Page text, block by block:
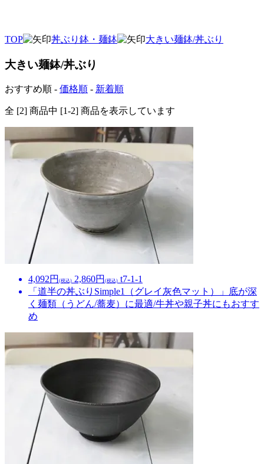
TOP 丼ぶり鉢・麺鉢 大きい麺鉢/丼ぶり
大きい麺鉢/丼ぶり
おすすめ順 - 価格順 - 新着順
全 [2] 商品中 [1-2] 商品を表示しています
4,092円 (税込) 2,860円 (税込) t7-1-1
「道半の丼ぶりSimple1（グレイ灰色マット）」底が深
く麺類（うどん/蕎麦）に最適/牛丼や親子丼にもおすす
め